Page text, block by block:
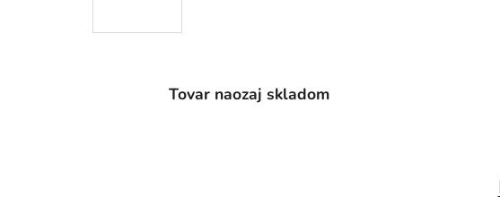
Tovar naozaj skladom